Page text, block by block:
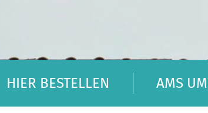
HIER BESTELLEN AMS